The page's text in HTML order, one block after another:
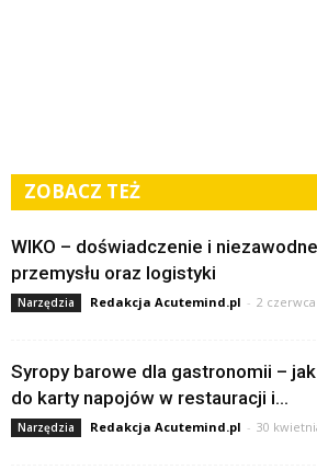
ZOBACZ TEŻ
WIKO – doświadczenie i
przemysłu oraz logistyki
Narzędzia Redakcja Acutemind.pl - 2 czerwca
Syropy barowe dla gastronomii –
do karty napojów w restauracji i...
Narzędzia Redakcja Acutemind.pl - 30